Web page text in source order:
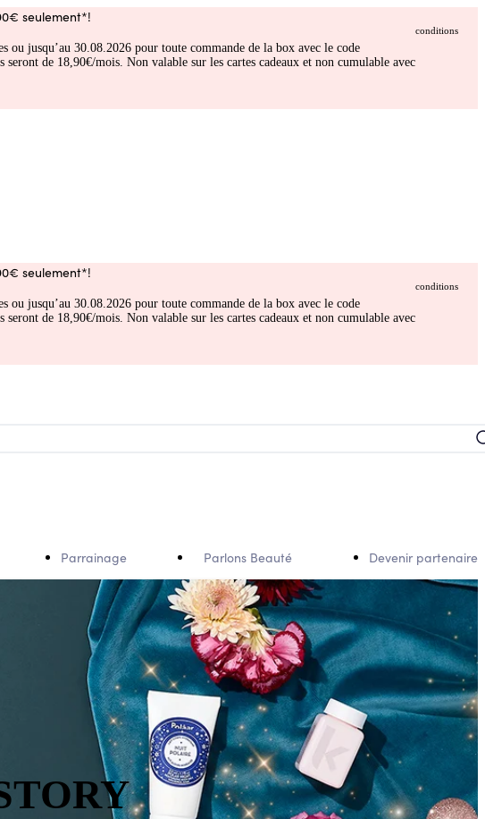
seulement*!
conditions
ou jusqu’au 30.08.2026 pour toute commande de la box avec le code
de 18,90€/mois. Non valable sur les cartes cadeaux et non cumulable avec
seulement*!
conditions
ou jusqu’au 30.08.2026 pour toute commande de la box avec le code
de 18,90€/mois. Non valable sur les cartes cadeaux et non cumulable avec
Parrainage Parlons Beauté Devenir partenaire